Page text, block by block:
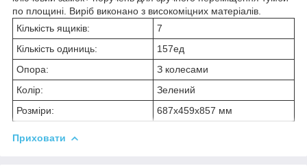
по площині. Виріб виконано з високоміцних матеріалів.
Кількість ящиків:
7
Кількість одиниць:
157ед
Опора:
З колесами
Колір:
Зелений
Розміри:
687x459x857 мм
Приховати